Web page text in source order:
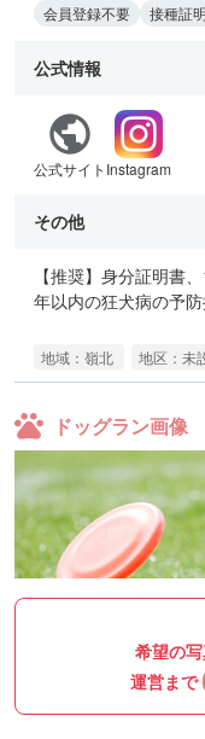
会員登録不要
接種証
公式情報
公式サイト Instagram
その他
【推奨】身分証明書
年以内の狂犬病の予
地域：嶺北 地区：未
ドッグラン画像
希望の
運営まで